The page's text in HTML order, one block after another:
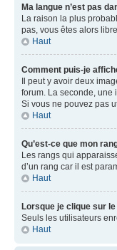
Ma langue n’est pas
La raison la plus
pas, vous êtes alors
Haut
Comment puis-je
Il peut y avoir deux
forum. La seconde, une
Si vous ne pouvez pas
Haut
Qu’est-ce que mon
Les rangs qui
d’un rang car il est
Haut
Lorsque je clique sur le
Seuls les utilisateurs
Haut